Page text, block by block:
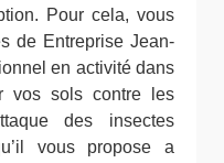
Pour cela, vous
de Entreprise Jean-
en activité dans
vos sols contre les
des insectes
vous propose a